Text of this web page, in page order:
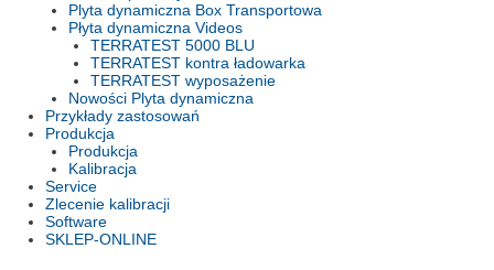
Plyta dynamiczna Box Transportowa
Płyta dynamiczna Videos
TERRATEST 5000 BLU
TERRATEST kontra ładowarka
TERRATEST wyposażenie
Nowości Plyta dynamiczna
Przykłady zastosowań
Produkcja
Produkcja
Kalibracja
Service
Zlecenie kalibracji
Software
SKLEP-ONLINE